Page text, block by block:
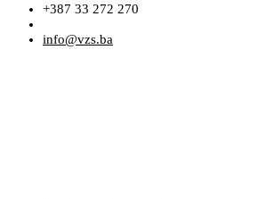
+387 33 272 270
info@vzs.ba